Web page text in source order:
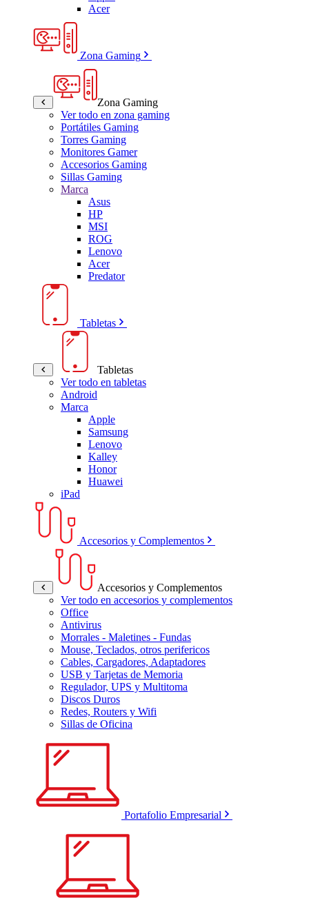
Acer
Zona Gaming
Zona Gaming
Ver todo en zona gaming
Portátiles Gaming
Torres Gaming
Monitores Gamer
Accesorios Gaming
Sillas Gaming
Marca
Asus
HP
MSI
ROG
Lenovo
Acer
Predator
Tabletas
Tabletas
Ver todo en tabletas
Android
Marca
Apple
Samsung
Lenovo
Kalley
Honor
Huawei
iPad
Accesorios y Complementos
Accesorios y Complementos
Ver todo en accesorios y complementos
Office
Antivirus
Morrales - Maletines - Fundas
Mouse, Teclados, otros perifericos
Cables, Cargadores, Adaptadores
USB y Tarjetas de Memoria
Regulador, UPS y Multitoma
Discos Duros
Redes, Routers y Wifi
Sillas de Oficina
Portafolio Empresarial